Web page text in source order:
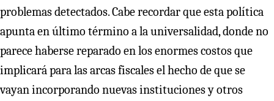
problemas detectados. Cabe recordar que esta política
apunta en último término a la universalidad, donde no
parece haberse reparado en los enormes costos que
implicará para las arcas fiscales el hecho de que se
vayan incorporando nuevas instituciones y otros